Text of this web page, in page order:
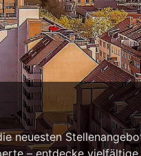
neuesten